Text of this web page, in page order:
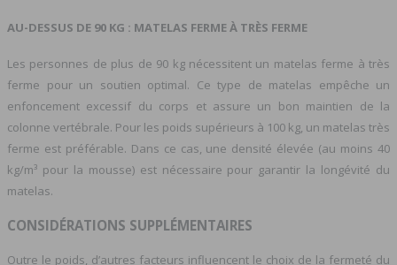
AU-DESSUS DE 90 KG : MATELAS FERME À TRÈS FERME
Les personnes de plus de 90 kg nécessitent un matelas ferme à très
ferme pour un soutien optimal. Ce type de matelas empêche un
enfoncement excessif du corps et assure un bon maintien de la
colonne vertébrale. Pour les poids supérieurs à 100 kg, un matelas très
ferme est préférable. Dans ce cas, une densité élevée (au moins 40
kg/m³ pour la mousse) est nécessaire pour garantir la longévité du
matelas.
CONSIDÉRATIONS SUPPLÉMENTAIRES
Outre le poids, d’autres facteurs influencent le choix de la fermeté du